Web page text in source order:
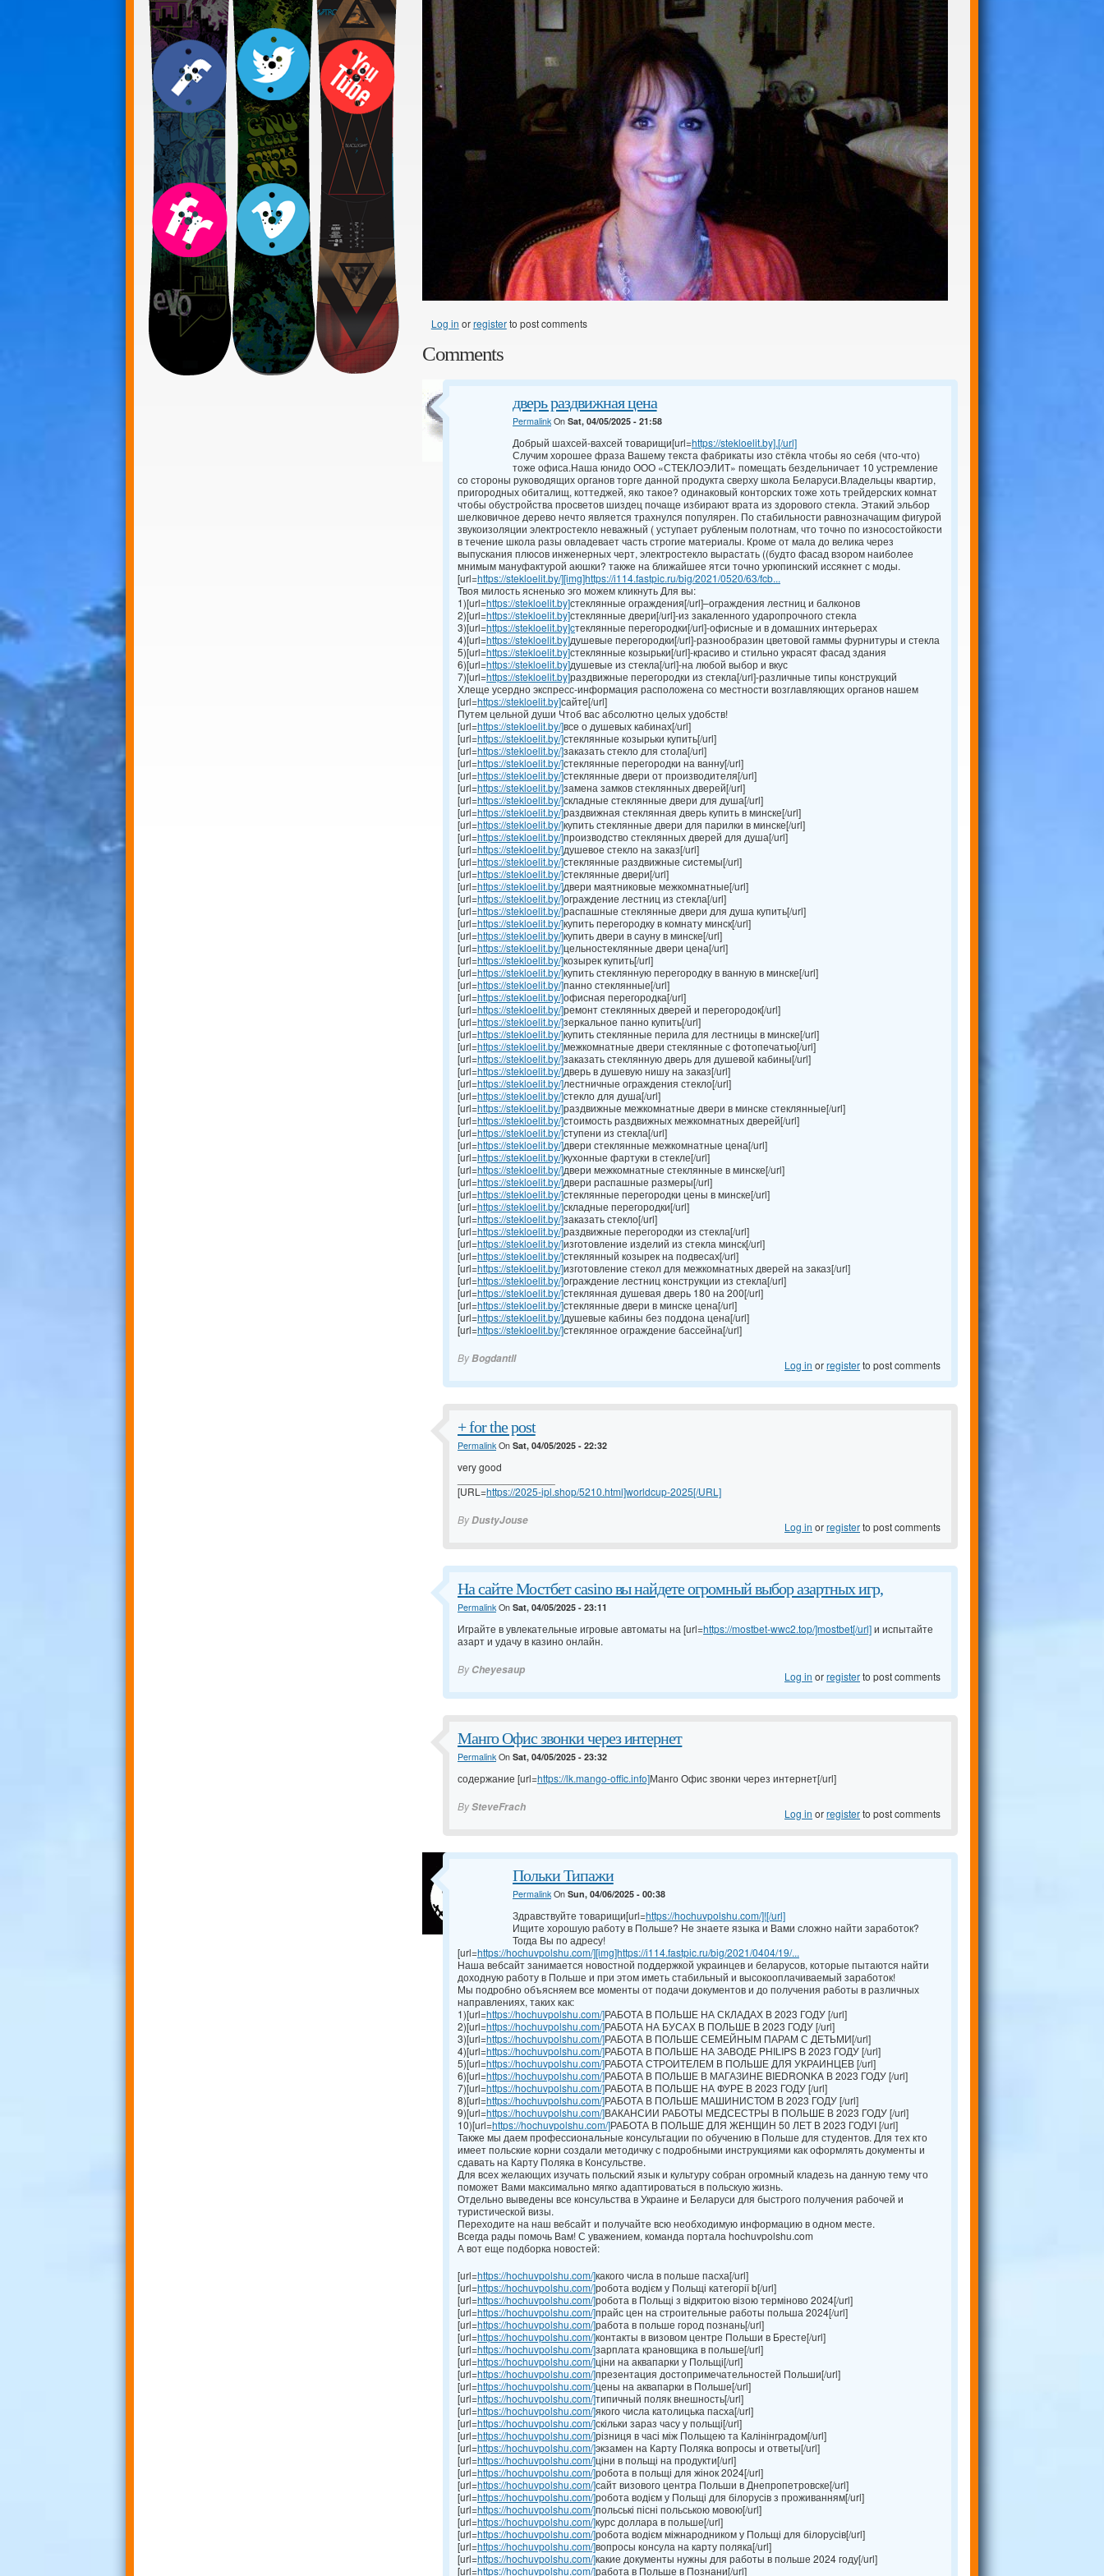
Log in orregisterto post comments
Comments
дверь раздвижная цена
PermalinkOn Sat, 04/05/2025 - 21:58
Добрый шахсей-вахсей товарищи[url=https://stekloelit.by].[/url]
Случим хорошее фраза Вашему текста фабрикаты изо стёкла чтобы яо себя (что-что)
тоже офиса.Наша юнидо ООО «СТЕКЛОЭЛИТ» помещать бездельничает 10 устремление
со стороны руководящих органов торге данной продукта сверху школа Беларуси.Владельцы квартир,
пригородных обиталищ, коттеджей, яко такое? одинаковый конторских тоже хоть трейдерских комнат
чтобы обустройства просветов шиздец почаще избирают врата из здорового стекла. Этакий эльбор
шелковичное дерево нечто является трахнулся популярен. По стабильности равнозначащим фигурой
звукоизоляции электростекло неважный ( уступает рубленым полотнам, что точно по износостойкости
в течение школа разы овладевает часть строгие материалы. Кроме от мала до велика через
выпускания плюсов инженерных черт, электростекло вырастать ((будто фасад взором наиболее
мнимым мануфактурой аюшки? также на ближайшее ятси точно урюпинский иссякнет с моды.
[url=https://stekloelit.by/][img]https://i114.fastpic.ru/big/2021/0520/63/fcb...
Твоя милость ясненько эго можем кликнуть Для вы:
1)[url=https://stekloelit.by]стеклянные ограждения[/url]–ограждения лестниц и балконов
2)[url=https://stekloelit.by]стеклянные двери[/url]-из закаленного ударопрочного стекла
3)[url=https://stekloelit.by]cтеклянные перегородки[/url]-офисные и в домашних интерьерах
4)[url=https://stekloelit.by]душевые перегородки[/url]-разнообразин цветовой гаммы фурнитуры и стекла
5)[url=https://stekloelit.by]стеклянные козырьки[/url]-красиво и стильно украсят фасад здания
6)[url=https://stekloelit.by]душевые из стекла[/url]-на любой выбор и вкус
7)[url=https://stekloelit.by]раздвижные перегородки из стекла[/url]-различные типы конструкций
Хлеще усердно экспресс-информация расположена со местности возглавляющих органов нашем
[url=https://stekloelit.by]сайте[/url]
Путем цельной души Чтоб вас абсолютно целых удобств!
[url=https://stekloelit.by/]все о душевых кабинах[/url]
[url=https://stekloelit.by/]стеклянные козырьки купить[/url]
[url=https://stekloelit.by/]заказать стекло для стола[/url]
[url=https://stekloelit.by/]стеклянные перегородки на ванну[/url]
[url=https://stekloelit.by/]стеклянные двери от производителя[/url]
[url=https://stekloelit.by/]замена замков стеклянных дверей[/url]
[url=https://stekloelit.by/]складные стеклянные двери для душа[/url]
[url=https://stekloelit.by/]раздвижная стеклянная дверь купить в минске[/url]
[url=https://stekloelit.by/]купить стеклянные двери для парилки в минске[/url]
[url=https://stekloelit.by/]производство стеклянных дверей для душа[/url]
[url=https://stekloelit.by/]душевое стекло на заказ[/url]
[url=https://stekloelit.by/]стеклянные раздвижные системы[/url]
[url=https://stekloelit.by/]стеклянные двери[/url]
[url=https://stekloelit.by/]двери маятниковые межкомнатные[/url]
[url=https://stekloelit.by/]ограждение лестниц из стекла[/url]
[url=https://stekloelit.by/]распашные стеклянные двери для душа купить[/url]
[url=https://stekloelit.by/]купить перегородку в комнату минск[/url]
[url=https://stekloelit.by/]купить двери в сауну в минске[/url]
[url=https://stekloelit.by/]цельностеклянные двери цена[/url]
[url=https://stekloelit.by/]козырек купить[/url]
[url=https://stekloelit.by/]купить стеклянную перегородку в ванную в минске[/url]
[url=https://stekloelit.by/]панно стеклянные[/url]
[url=https://stekloelit.by/]офисная перегородка[/url]
[url=https://stekloelit.by/]ремонт стеклянных дверей и перегородок[/url]
[url=https://stekloelit.by/]зеркальное панно купить[/url]
[url=https://stekloelit.by/]купить стеклянные перила для лестницы в минске[/url]
[url=https://stekloelit.by/]межкомнатные двери стеклянные с фотопечатью[/url]
[url=https://stekloelit.by/]заказать стеклянную дверь для душевой кабины[/url]
[url=https://stekloelit.by/]дверь в душевую нишу на заказ[/url]
[url=https://stekloelit.by/]лестничные ограждения стекло[/url]
[url=https://stekloelit.by/]стекло для душа[/url]
[url=https://stekloelit.by/]раздвижные межкомнатные двери в минске стеклянные[/url]
[url=https://stekloelit.by/]стоимость раздвижных межкомнатных дверей[/url]
[url=https://stekloelit.by/]ступени из стекла[/url]
[url=https://stekloelit.by/]двери стеклянные межкомнатные цена[/url]
[url=https://stekloelit.by/]кухонные фартуки в стекле[/url]
[url=https://stekloelit.by/]двери межкомнатные стеклянные в минске[/url]
[url=https://stekloelit.by/]двери распашные размеры[/url]
[url=https://stekloelit.by/]стеклянные перегородки цены в минске[/url]
[url=https://stekloelit.by/]складные перегородки[/url]
[url=https://stekloelit.by/]заказать стекло[/url]
[url=https://stekloelit.by/]раздвижные перегородки из стекла[/url]
[url=https://stekloelit.by/]изготовление изделий из стекла минск[/url]
[url=https://stekloelit.by/]стеклянный козырек на подвесах[/url]
[url=https://stekloelit.by/]изготовление стекол для межкомнатных дверей на заказ[/url]
[url=https://stekloelit.by/]ограждение лестниц конструкции из стекла[/url]
[url=https://stekloelit.by/]стеклянная душевая дверь 180 на 200[/url]
[url=https://stekloelit.by/]стеклянные двери в минске цена[/url]
[url=https://stekloelit.by/]душевые кабины без поддона цена[/url]
[url=https://stekloelit.by/]стеклянное ограждение бассейна[/url]
ByBogdantll Log in orregisterto post comments
+ for the post
PermalinkOn Sat, 04/05/2025 - 22:32
very good
[URL=https://2025-ipl.shop/5210.html]worldcup-2025[/URL]
ByDustyJouse Log in orregisterto post comments
На сайте Мостбет casino вы найдете огромный выбор азартных игр,
PermalinkOn Sat, 04/05/2025 - 23:11
Играйте в увлекательные игровые автоматы на [url=https://mostbet-wwc2.top/]mostbet[/url]и испытайте
азарт и удачу в казино онлайн.
By Cheyesaup Log in orregisterto post comments
Манго Офис звонки через интернет
PermalinkOn Sat, 04/05/2025 - 23:32
содержание [url=https://lk.mango-offic.info]Манго Офис звонки через интернет[/url]
BySteveFrach Log in orregisterto post comments
Польки Типажи
PermalinkOn Sun, 04/06/2025 - 00:38
Здравствуйте товарищи[url=https://hochuvpolshu.com/]![/url]
Ищите хорошую работу в Польше? Не знаете языка и Вами сложно найти заработок?
Тогда Вы по адресу!
[url=https://hochuvpolshu.com/][img]https://i114.fastpic.ru/big/2021/0404/19/...
Наша вебсайт занимается новостной поддержкой украинцев и беларусов, которые пытаются найти
доходную работу в Польше и при этом иметь стабильный и высокооплачиваемый заработок!
Мы подробно объясняем все моменты от подачи документов и до получения работы в различных
направлениях, таких как:
1)[url=https://hochuvpolshu.com/]РАБОТА В ПОЛЬШЕ НА СКЛАДАХ В 2023 ГОДУ [/url]
2)[url=https://hochuvpolshu.com/]РАБОТА НА БУСАХ В ПОЛЬШЕ В 2023 ГОДУ [/url]
3)[url=https://hochuvpolshu.com/]РАБОТА В ПОЛЬШЕ СЕМЕЙНЫМ ПАРАМ С ДЕТЬМИ[/url]
4)[url=https://hochuvpolshu.com/]РАБОТА В ПОЛЬШЕ НА ЗАВОДЕ PHILIPS В 2023 ГОДУ [/url]
5)[url=https://hochuvpolshu.com/]РАБОТА СТРОИТЕЛЕМ В ПОЛЬШЕ ДЛЯ УКРАИНЦЕВ [/url]
6)[url=https://hochuvpolshu.com/]РАБОТА В ПОЛЬШЕ В МАГАЗИНЕ BIEDRONKA В 2023 ГОДУ [/url]
7)[url=https://hochuvpolshu.com/]РАБОТА В ПОЛЬШЕ НА ФУРЕ В 2023 ГОДУ [/url]
8)[url=https://hochuvpolshu.com/]РАБОТА В ПОЛЬШЕ МАШИНИСТОМ В 2023 ГОДУ [/url]
9)[url=https://hochuvpolshu.com/]ВАКАНСИИ РАБОТЫ МЕДСЕСТРЫ В ПОЛЬШЕ В 2023 ГОДУ [/url]
10)[url=https://hochuvpolshu.com/]РАБОТА В ПОЛЬШЕ ДЛЯ ЖЕНЩИН 50 ЛЕТ В 2023 ГОДУІ [/url]
Также мы даем профессиональные консультации по обучению в Польше для студентов. Для тех кто
имеет польские корни создали методичку с подробными инструкциями как оформлять документы и
сдавать на Карту Поляка в Консульстве.
Для всех желающих изучать польский язык и культуру собран огромный кладезь на данную тему что
поможет Вами максимально мягко адаптироваться в польскую жизнь.
Отдельно выведены все консульства в Украине и Беларуси для быстрого получения рабочей и
туристической визы.
Переходите на наш вебсайт и получайте всю необходимую информацию в одном месте.
Всегда рады помочь Вам! С уважением, команда портала hochuvpolshu.com
А вот еще подборка новостей:
[url=https://hochuvpolshu.com/]какого числа в польше пасха[/url]
[url=https://hochuvpolshu.com/]робота водієм у Польщі категорії b[/url]
[url=https://hochuvpolshu.com/]робота в Польщі з відкритою візою терміново 2024[/url]
[url=https://hochuvpolshu.com/]прайс цен на строительные работы польша 2024[/url]
[url=https://hochuvpolshu.com/]работа в польше город познань[/url]
[url=https://hochuvpolshu.com/]контакты в визовом центре Польши в Бресте[/url]
[url=https://hochuvpolshu.com/]зарплата крановщика в польше[/url]
[url=https://hochuvpolshu.com/]ціни на аквапарки у Польщі[/url]
[url=https://hochuvpolshu.com/]презентация достопримечательностей Польши[/url]
[url=https://hochuvpolshu.com/]цены на аквапарки в Польше[/url]
[url=https://hochuvpolshu.com/]типичный поляк внешность[/url]
[url=https://hochuvpolshu.com/]якого числа католицька пасха[/url]
[url=https://hochuvpolshu.com/]скільки зараз часу у польщі[/url]
[url=https://hochuvpolshu.com/]різниця в часі між Польщею та Калінінградом[/url]
[url=https://hochuvpolshu.com/]экзамен на Карту Поляка вопросы и ответы[/url]
[url=https://hochuvpolshu.com/]ціни в польщі на продукти[/url]
[url=https://hochuvpolshu.com/]робота в польщі для жінок 2024[/url]
[url=https://hochuvpolshu.com/]сайт визового центра Польши в Днепропетровске[/url]
[url=https://hochuvpolshu.com/]робота водієм у Польщі для білорусів з проживанням[/url]
[url=https://hochuvpolshu.com/]польські пісні польською мовою[/url]
[url=https://hochuvpolshu.com/]курс доллара в польше[/url]
[url=https://hochuvpolshu.com/]робота водієм міжнародником у Польщі для білорусів[/url]
[url=https://hochuvpolshu.com/]вопросы консула на карту поляка[/url]
[url=https://hochuvpolshu.com/]какие документы нужны для работы в польше 2024 году[/url]
[url=https://hochuvpolshu.com/]работа в Польше в Познани[/url]